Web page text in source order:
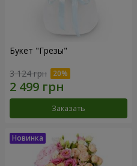
Букет "Грезы"
3 124 грн
Заказать